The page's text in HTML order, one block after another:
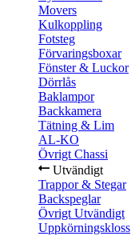
Movers
Kulkoppling
Fotsteg
Förvaringsboxar
Fönster & Luckor
Dörrlås
Baklampor
Backkamera
Tätning & Lim
AL-KO
Övrigt Chassi
Utvändigt
Trappor & Stegar
Backspeglar
Övrigt Utvändigt
Uppkörningskloss